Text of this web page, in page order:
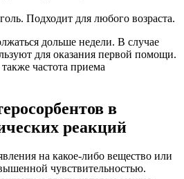
Подходит для любого возраста.
дольше недели. В случае
для оказания первой помощи.
частота приема
в
реакций
на какое-либо вещество или
чувствительностью.